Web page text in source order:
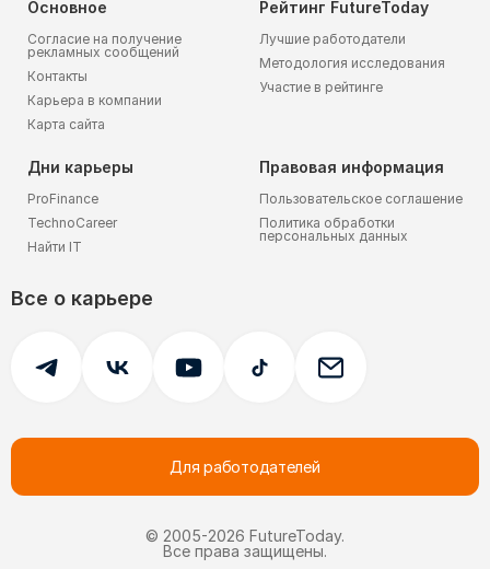
Для работодателей
© 2005-2026 FutureToday.
Все права защищены.
Все о карьере
Основное
Согласие на получение
рекламных сообщений
Контакты
Карьера в компании
Карта сайта
Рейтинг FutureToday
Лучшие работодатели
Методология исследования
Участие в рейтинге
Дни карьеры
ProFinance
TechnoCareer
Найти IT
Правовая информация
Пользовательское соглашение
Политика обработки
персональных данных